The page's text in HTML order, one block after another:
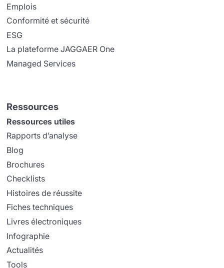
Emplois
Conformité et sécurité
ESG
La plateforme JAGGAER One
Managed Services
Ressources
Ressources utiles
Rapports d’analyse
Blog
Brochures
Checklists
Histoires de réussite
Fiches techniques
Livres électroniques
Infographie
Actualités
Tools